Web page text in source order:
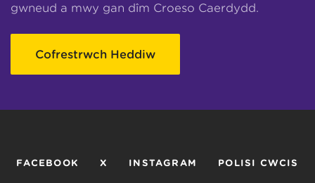
gwneud a mwy gan dîm Croeso Caerdydd.
Cofrestrwch Heddiw
FACEBOOK X INSTAGRAM POLISI CWCIS